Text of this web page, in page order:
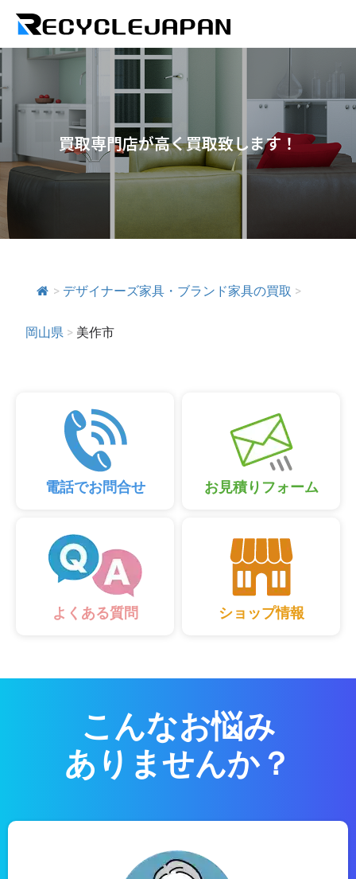
買取専門店が高く買取致します！
> デザイナーズ家具・ブランド家具の買取 >
岡山県 > 美作市
電話でお問合せ お見積りフォーム
よくある質問 ショップ情報
こんなお悩み
ありませんか？